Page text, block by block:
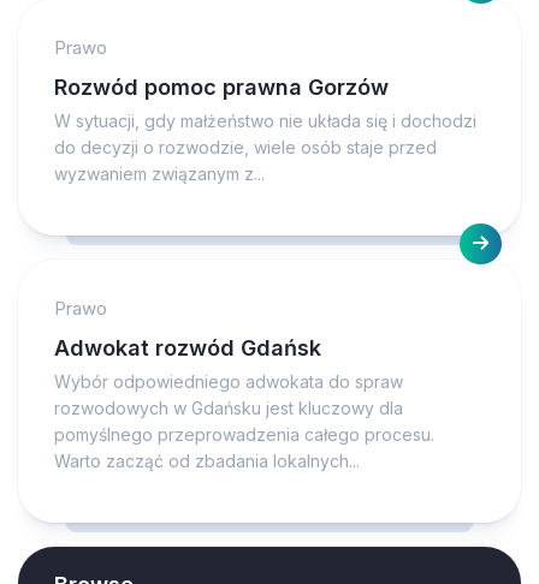
Prawo
Rozwód pomoc prawna Gorzów
W sytuacji, gdy małżeństwo nie układa się i dochodzi
do decyzji o rozwodzie, wiele osób staje przed
wyzwaniem związanym z...
Prawo
Adwokat rozwód Gdańsk
Wybór odpowiedniego adwokata do spraw
rozwodowych w Gdańsku jest kluczowy dla
pomyślnego przeprowadzenia całego procesu.
Warto zacząć od zbadania lokalnych...